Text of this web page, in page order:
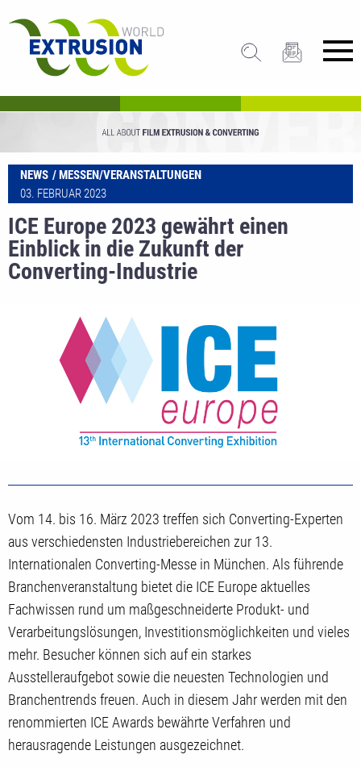
NEWS
MESSEN/VERANSTALTUNGEN
03. FEBRUAR 2023
ICE Europe 2023 gewährt einen
Einblick in die Zukunft der
Converting-Industrie
Vom 14. bis 16. März 2023 treffen sich Converting-Experten
aus verschiedensten Industriebereichen zur 13.
Internationalen Converting-Messe in München. Als führende
Branchenveranstaltung bietet die ICE Europe aktuelles
Fachwissen rund um maßgeschneiderte Produkt- und
Verarbeitungslösungen, Investitionsmöglichkeiten und vieles
mehr. Besucher können sich auf ein starkes
Ausstelleraufgebot sowie die neuesten Technologien und
Branchentrends freuen. Auch in diesem Jahr werden mit den
renommierten ICE Awards bewährte Verfahren und
herausragende Leistungen ausgezeichnet.